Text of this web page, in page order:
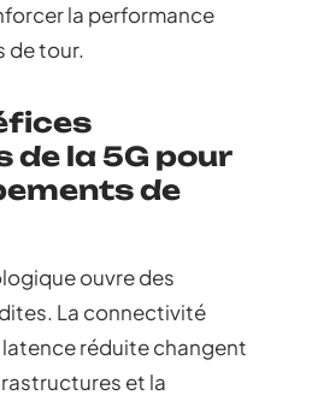
la performance
de tour.
de la 5G pour
de
ouvre des
La connectivité
réduite changent
et la